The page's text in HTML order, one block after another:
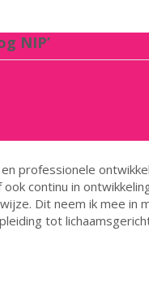
NIP’
professionele
continu in
Dit neem ik mee in
tot